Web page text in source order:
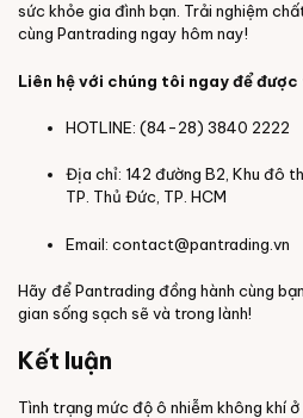
sức khỏe gia đình bạn. Trải nghiệm
cùng Pantrading ngay hôm nay!
Liên hệ với chúng tôi ngay để
HOTLINE: (84-28) 3840 2222
Địa chỉ: 142 đường B2, Khu đô
TP. Thủ Đức, TP. HCM
Email: contact@pantrading.vn
Hãy để Pantrading đồng hành cùng
gian sống sạch sẽ và trong lành!
Kết luận
Tình trạng mức độ ô nhiễm không khí